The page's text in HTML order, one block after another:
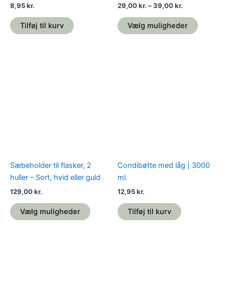
8,95kr.
Tilføj til kurv
29,00kr. –39,00kr.
Vælg muligheder
Sæbeholder til flasker, 2
huller – Sort, hvid eller guld
129,00kr.
Vælg muligheder
varesiden
Condibøtte med låg | 3000
ml.
12,95kr.
Tilføj til kurv